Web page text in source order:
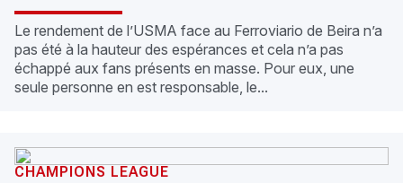
Le rendement de l’USMA face au Ferroviario de Beira n’a
pas été à la hauteur des espérances et cela n’a pas
échappé aux fans présents en masse. Pour eux, une
seule personne en est responsable, le...
CHAMPIONS LEAGUE